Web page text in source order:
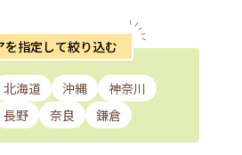
を指定して絞り込む
北海道 沖縄
神奈川
長野 奈良 鎌倉